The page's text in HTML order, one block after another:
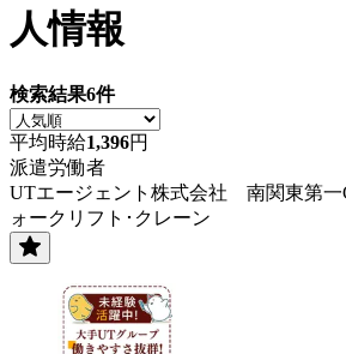
人情報
検索結果6件
平均時給1,396円
派遣労働者
UTエージェント株式会社 南関東第一
ォークリフト･クレーン